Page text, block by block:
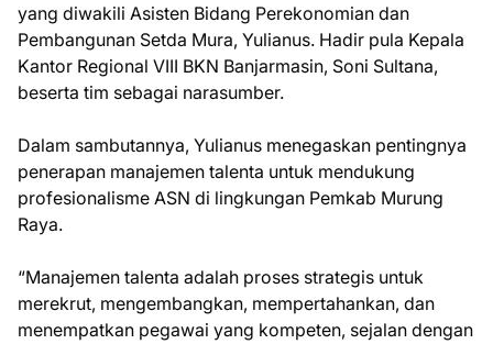
yang diwakili Asisten Bidang Perekonomian dan
Pembangunan Setda Mura, Yulianus. Hadir pula Kepala
Kantor Regional VIII BKN Banjarmasin, Soni Sultana,
beserta tim sebagai narasumber.
Dalam sambutannya, Yulianus menegaskan pentingnya
penerapan manajemen talenta untuk mendukung
profesionalisme ASN di lingkungan Pemkab Murung
Raya.
“Manajemen talenta adalah proses strategis untuk
merekrut, mengembangkan, mempertahankan, dan
menempatkan pegawai yang kompeten, sejalan dengan